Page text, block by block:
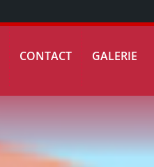
CONTACT GALERIE